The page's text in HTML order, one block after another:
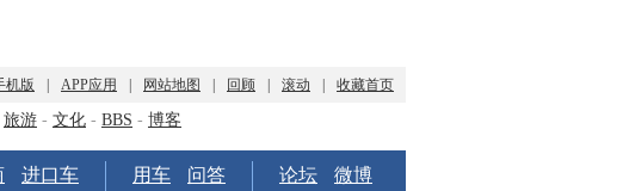
机版 APP应用 网站地图 回顾 滚动 收藏首页
旅游 - 文化 - BBS - 博客
进口车
用车
问答
论坛
微博